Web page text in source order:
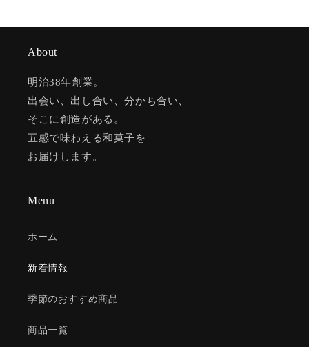
About
明治38年創業。
出会い、出し合い、分かち合い、
そこに創造がある。
五感で味わえる和菓子を
お届けします。
Menu
ホーム
新着情報
季節のおすすめ商品
商品一覧